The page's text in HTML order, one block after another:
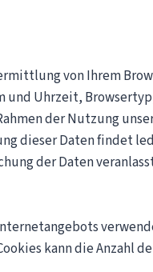
von Ihrem
Uhrzeit,
der Nutzung
dieser Daten findet
der Daten
kann die Anzahl